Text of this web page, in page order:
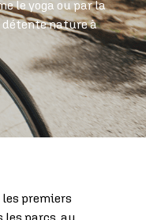
le yoga ou par la
détente nature à
premiers
les parcs, au